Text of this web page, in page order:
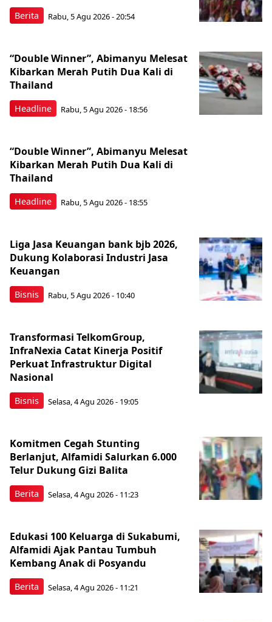
Berita Rabu, 5 Agu 2026 - 20:54
Headline
“Double Winner”, Abimanyu Melesat
Kibarkan Merah Putih Dua Kali di
Thailand
Rabu, 5 Agu 2026 - 18:56
Headline
“Double Winner”, Abimanyu Melesat
Kibarkan Merah Putih Dua Kali di
Thailand
Rabu, 5 Agu 2026 - 18:55
Bisnis
Liga Jasa Keuangan bank bjb 2026,
Dukung Kolaborasi Industri Jasa
Keuangan
Rabu, 5 Agu 2026 - 10:40
Bisnis
Transformasi TelkomGroup,
InfraNexia Catat Kinerja Positif
Perkuat Infrastruktur Digital
Nasional
Selasa, 4 Agu 2026 - 19:05
Berita
Komitmen Cegah Stunting
Berlanjut, Alfamidi Salurkan 6.000
Telur Dukung Gizi Balita
Selasa, 4 Agu 2026 - 11:23
Berita
Edukasi 100 Keluarga di Sukabumi,
Alfamidi Ajak Pantau Tumbuh
Kembang Anak di Posyandu
Selasa, 4 Agu 2026 - 11:21